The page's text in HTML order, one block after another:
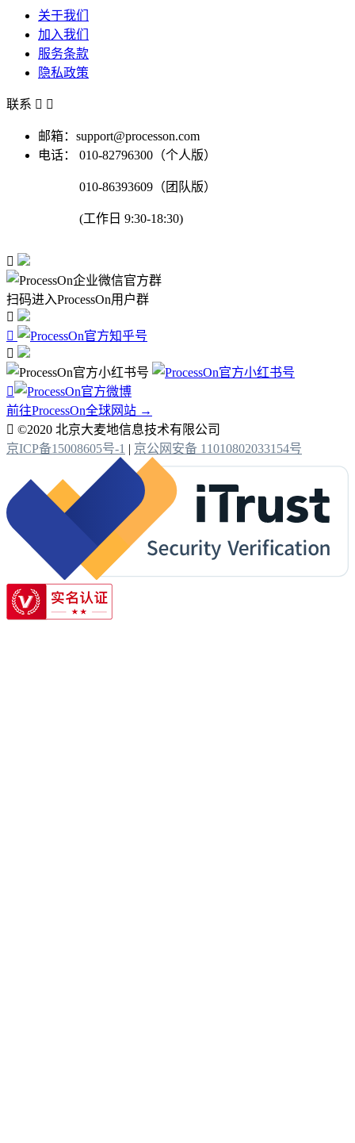
关于我们
加入我们
服务条款
隐私政策
联系  
邮箱：support@processon.com
电话：
010-82796300（个人版）
010-86393609（团队版）
(工作日 9:30-18:30)

扫码进入ProcessOn用户群




前往ProcessOn全球网站 →
 ©2020 北京大麦地信息技术有限公司
京ICP备15008605号-1 | 京公网安备 11010802033154号